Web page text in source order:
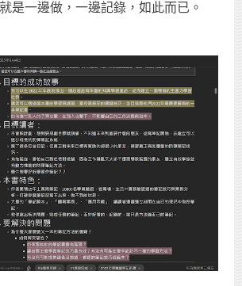
是一邊做，一邊記錄，如此而已。